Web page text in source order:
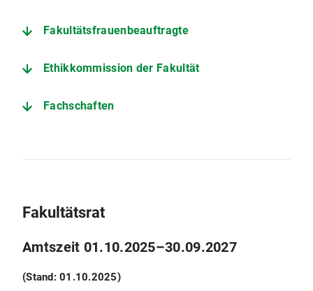
Fakultätsfrauenbeauftragte
Ethikkommission der Fakultät
Fachschaften
Fakultätsrat
Amtszeit 01.10.2025–30.09.2027
(Stand: 01.10.2025)